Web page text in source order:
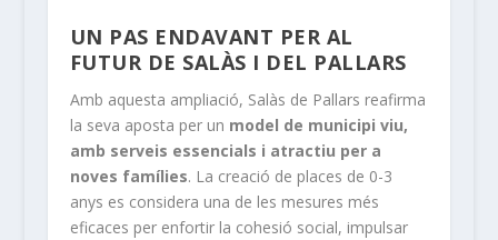
UN PAS ENDAVANT PER AL
FUTUR DE SALÀS I DEL PALLARS
Amb aquesta ampliació, Salàs de Pallars reafirma
la seva aposta per un model de municipi viu,
amb serveis essencials i atractiu per a
noves famílies. La creació de places de 0-3
anys es considera una de les mesures més
eficaces per enfortir la cohesió social, impulsar